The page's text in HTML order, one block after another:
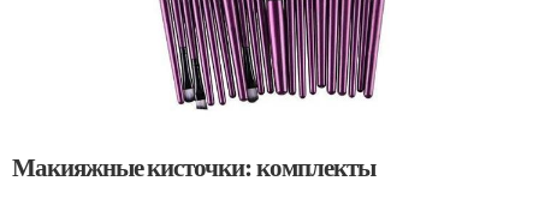
Макияжные кисточки: комплекты